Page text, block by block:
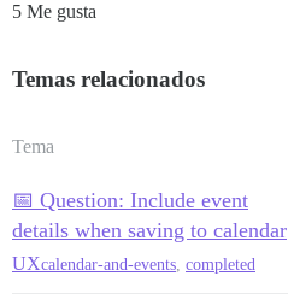
5 Me gusta
Temas relacionados
Tema
📅 Question: Include event
details when saving to calendar
UXcalendar-and-events completed